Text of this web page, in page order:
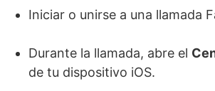
Iniciar o unirse a una llamada
Durante la llamada, abre el
de tu dispositivo iOS.